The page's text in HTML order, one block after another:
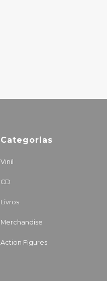
Categorias
Vinil
CD
Livros
Merchandise
Action Figures